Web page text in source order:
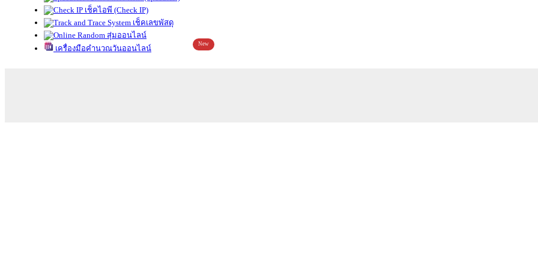
เช็คไอพี (Check IP)
เช็คเลขพัสดุ
สุ่มออนไลน์
เครื่องมือคำนวณวันออนไลน์
New